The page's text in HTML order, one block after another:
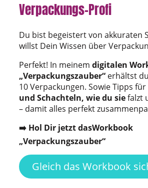
Verpackungs-Profi
Du bist begeistert von akkuraten
willst Dein Wissen über
Perfekt! In meinem digitalen
„Verpackungszauber“ erhältst
10 Verpackungen. Sowie Tipps
und Schachteln, wie du siefalzt
– damit alles perfekt
➡️ Hol Dir jetzt dasWorkbook
„Verpackungszauber“
Gleich das Workbook